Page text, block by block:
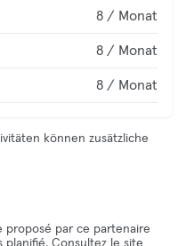
8 / Monat
8 / Monat
8 / Monat
können zusätzliche
proposé par ce partenaire
Consultez le site